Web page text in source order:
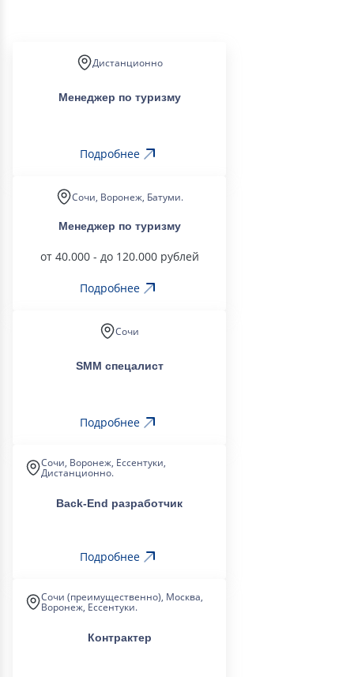
Дистанционно
Менеджер по туризму
Подробнее
Сочи, Воронеж, Батуми.
Менеджер по туризму
от 40.000 - до 120.000 рублей
Подробнее
Сочи
SMM спецалист
Подробнее
Сочи, Воронеж, Ессентуки,
Дистанционно.
Back-End разработчик
Подробнее
Сочи (преимущественно), Москва,
Воронеж, Ессентуки.
Контрактер